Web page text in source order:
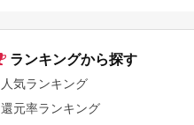
ランキングから探す
人気ランキング
還元率ランキング